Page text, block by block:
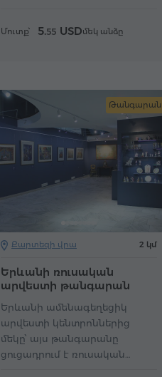
Մուտք՝ 5.55 USDմեկ անձը
Թանգարան
Քարտեզի վրա 2 կմ
Երևանի ռուսական
արվեստի թանգարան
Երևանի ամենագեղեցիկ
արվեստի կենտրոններից
մեկը՝ այս թանգարանը
ցուցադրում է ռուսական